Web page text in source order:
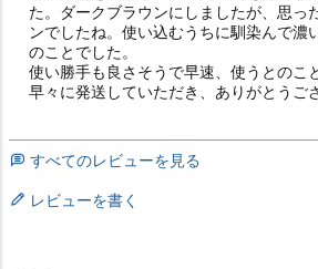
た。ダークブラウンにしましたが、思っ
ンでしたね。使い込むうちに馴染んで濃
のことでした。
使い勝手も良さそうで早速、使うとのこ
早々に発送していただき、ありがとうご
すべてのレビューを見る
レビューを書く